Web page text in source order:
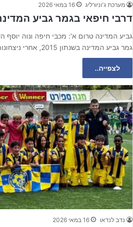
מערכת ג'וניורליג 16 במאי 2026
דרבי חיפאי בגמר גביע
גביע המדינה טרום א': מכבי חיפה ונוה
גמר גביע המדינה בשנתון 2015, אחרי ניצחונות…
לצפייה..
נדב לנדאו 16 במאי 2026